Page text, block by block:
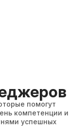
помогут
компетенции и
успешных